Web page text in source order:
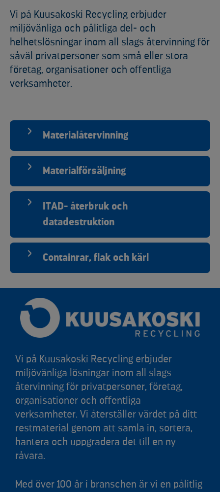
Vi på Kuusakoski Recycling erbjuder
miljövänliga och pålitliga del- och
helhetslösningar inom all slags återvinning för
såväl privatpersoner som små eller stora
företag, organisationer och offentliga
verksamheter.
Materialåtervinning
Materialförsäljning
ITAD- återbruk och
datadestruktion
Containrar, flak och kärl
Vi på Kuusakoski Recycling erbjuder
miljövänliga lösningar inom all slags
återvinning för privatpersoner, företag,
organisationer och offentliga
verksamheter. Vi återställer värdet på ditt
restmaterial genom att samla in, sortera,
hantera och uppgradera det till en ny
råvara.
Med över 100 år i branschen är vi en pålitlig